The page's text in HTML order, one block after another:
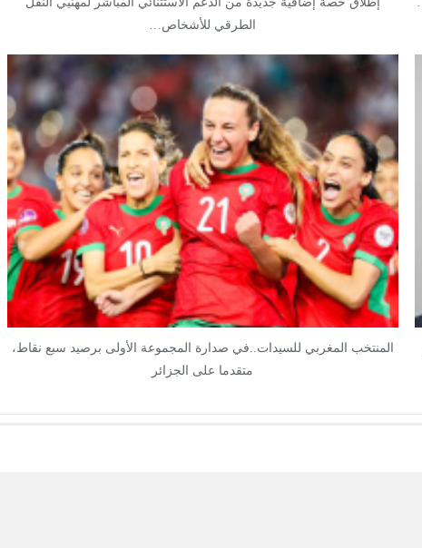
الطرقي للأشخاص…
المنتخب المغربي للسيدات..في صدارة المجموعة الأولى برصيد سبع نقاط،
متقدما على الجزائر